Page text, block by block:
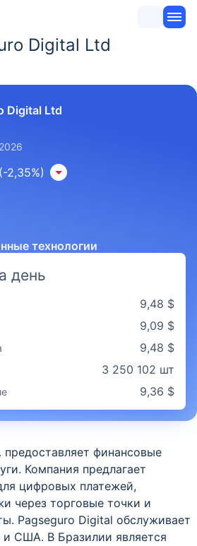
Digital Ltd
Digital Ltd
2,35%)
технологии
день
9,48 $
9,09 $
9,48 $
3 250 102 шт
9,36 $
финансовые
Компания предлагает
цифровых платежей,
через торговые точки и
Pagseguro Digital обслуживает
и США. В Бразилии является